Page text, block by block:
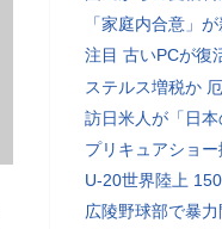
「家庭内合意」
注目 古いPCが復
ステルス増税か
訪日米人が「日
プリキュアショ
U-20世界陸上
広陵野球部で暴